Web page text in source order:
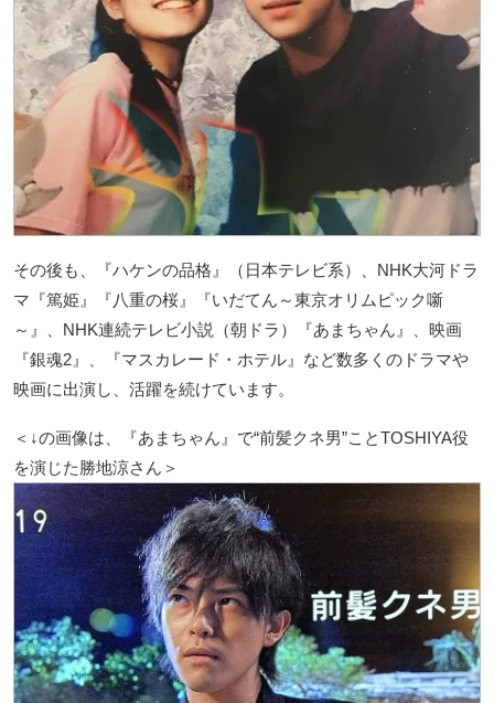
その後も、『ハケンの品格』（日本テレビ系）、NHK大河ドラ
マ『篤姫』『八重の桜』『いだてん～東京オリムピック噺
～』、NHK連続テレビ小説（朝ドラ）『あまちゃん』、映画
『銀魂2』、『マスカレード・ホテル』など数多くのドラマや
映画に出演し、活躍を続けています。
＜↓の画像は、『あまちゃん』で“前髪クネ男”ことTOSHIYA役
を演じた勝地涼さん＞